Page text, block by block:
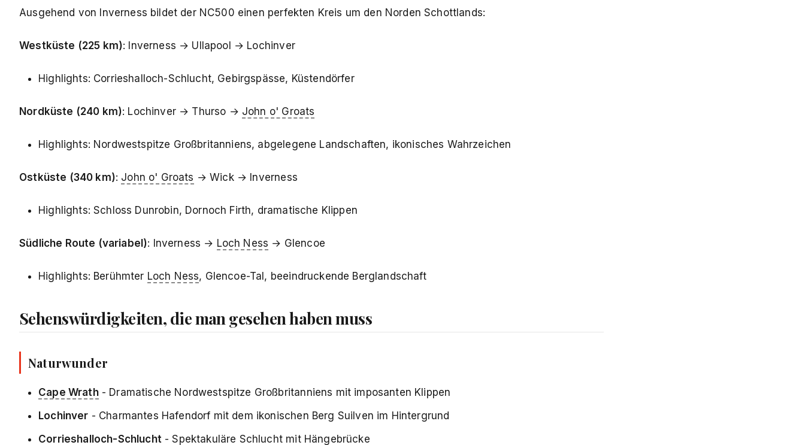
Ausgehend von Inverness bildet der NC500 einen perfekten Kreis um den Norden Schottlands:
Westküste (225 km): Inverness → Ullapool → Lochinver
Highlights: Corrieshalloch-Schlucht, Gebirgspässe, Küstendörfer
Nordküste (240 km): Lochinver → Thurso → John o' Groats
Highlights: Nordwestspitze Großbritanniens, abgelegene Landschaften, ikonisches Wahrzeichen
Ostküste (340 km): John o' Groats → Wick → Inverness
Highlights: Schloss Dunrobin, Dornoch Firth, dramatische Klippen
Südliche Route (variabel): Inverness → Loch Ness → Glencoe
Highlights: Berühmter Loch Ness, Glencoe-Tal, beeindruckende Berglandschaft
Sehenswürdigkeiten, die man gesehen haben muss
Naturwunder
Cape Wrath- Dramatische Nordwestspitze Großbritanniens mit imposanten Klippen
Lochinver - Charmantes Hafendorf mit dem ikonischen Berg Suilven im Hintergrund
Corrieshalloch-Schlucht- Spektakuläre Schlucht mit Hängebrücke